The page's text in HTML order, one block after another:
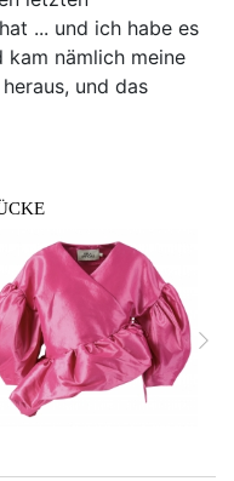
... und ich habe es
kam nämlich meine
und das
vor